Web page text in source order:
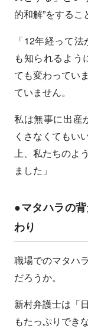
的和解”をするこ
「12年経って
も知られるよう
ても変わってい
ていません。
私は無事に出産
くさなくてもい
上、私たちのよ
ました」
●マタハラの
わり
職場でのマタハ
だろうか。
新村弁護士は「
もたっぷりでき